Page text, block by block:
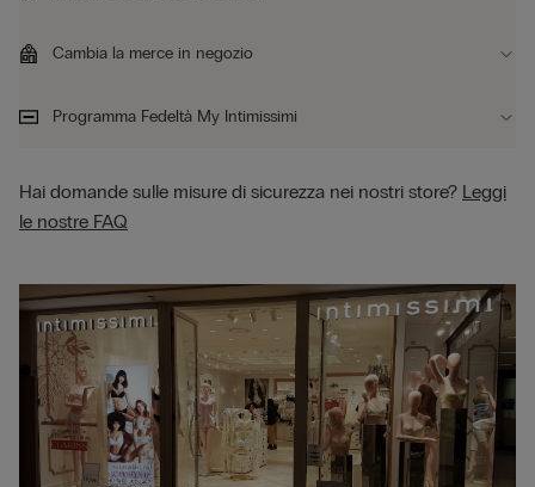
Cambia la merce in negozio
Programma Fedeltà My Intimissimi
Hai domande sulle misure di sicurezza nei nostri store? Leggi
le nostre FAQ